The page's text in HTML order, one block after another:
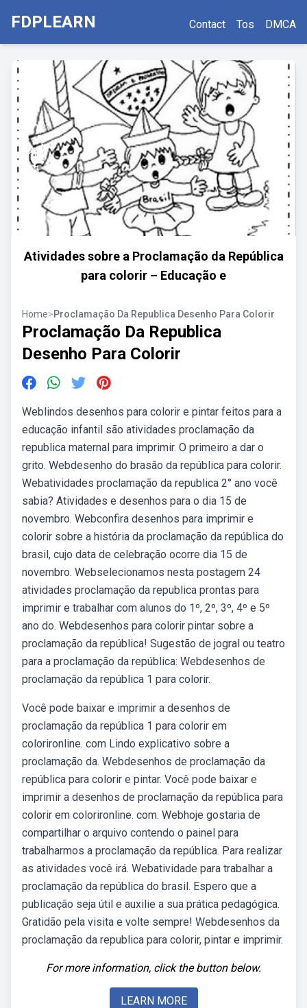
FDPLEARN Contact Tos DMCA
Atividades sobre a Proclamação da República
para colorir – Educação e
Home>Proclamação Da Republica Desenho Para Colorir
Proclamação Da Republica
Desenho Para Colorir
Weblindos desenhos para colorir e pintar feitos para a
educação infantil são atividades proclamação da
republica maternal para imprimir. O primeiro a dar o
grito. Webdesenho do brasão da república para colorir.
Webatividades proclamação da republica 2° ano você
sabia? Atividades e desenhos para o dia 15 de
novembro. Webconfira desenhos para imprimir e
colorir sobre a história da proclamação da república do
brasil, cujo data de celebração ocorre dia 15 de
novembro. Webselecionamos nesta postagem 24
atividades proclamação da republica prontas para
imprimir e trabalhar com alunos do 1º, 2º, 3º, 4º e 5º
ano do. Webdesenhos para colorir pintar sobre a
proclamação da república! Sugestão de jogral ou teatro
para a proclamação da república: Webdesenhos de
proclamação da república 1 para colorir.
Você pode baixar e imprimir a desenhos de
proclamação da república 1 para colorir em
colorironline. com Lindo explicativo sobre a
proclamação da. Webdesenhos de proclamação da
república para colorir e pintar. Você pode baixar e
imprimir a desenhos de proclamação da república para
colorir em colorironline. com. Webhoje gostaria de
compartilhar o arquivo contendo o painel para
trabalharmos a proclamação da república. Para realizar
as atividades você irá. Webatividade para trabalhar a
proclamação da república do brasil. Espero que a
publicação seja útil e auxilie a sua prática pedagógica.
Gratidão pela visita e volte sempre! Webdesenhos da
proclamação da republica para colorir, pintar e imprimir.
For more information, click the button below.
LEARN MORE